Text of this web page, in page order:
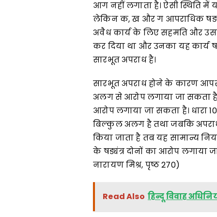
आग नहीं लगाता है। ऐसी स्थिति में
लेकिन क, ख और ग आपराधिक
अवैध कार्य के लिए सहमति और
कर दिया था और उनका यह कार्य
सारभूत अपराध है।
सारभूत अपराध होने के कारण
अलग से आरोप लगाया जा सकता है
आरोप लगाया जा सकता है। धारा
बिल्कुल अलग है तथा जबकि
किया जाता है तब यह सामान्य
के षड्यंत्र दोनों का आरोप लगाया
नारायण मिश्र, पृष्ठ 270)
Read Also हिन्दू विवाह